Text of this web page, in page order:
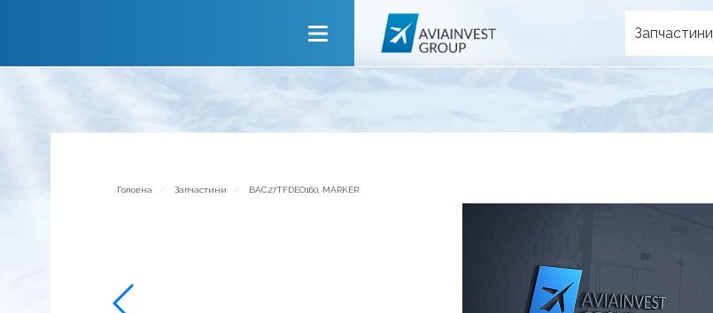
Про компанію
Новини
Зворотній зв’язок
Запчастини
Головна Запчастини BAC27TFDEO160, MARKER